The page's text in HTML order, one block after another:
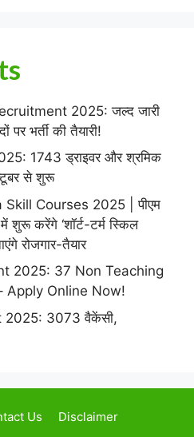
2025: जल्द जारी
भर्ती की तैयारी!
1743 ड्राइवर और श्रमिक
से शुरू
Courses 2025 | पीएम
शुरू करेंगे ‘शॉर्ट-टर्म स्किल
रोजगार-तैयार
2025: 37 Non Teaching
Apply Online Now!
2025: 3073 वैकेंसी,
Us
Disclaimer